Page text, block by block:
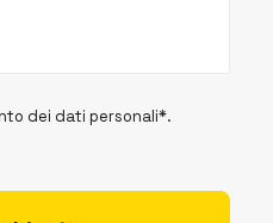
dei dati personali*.